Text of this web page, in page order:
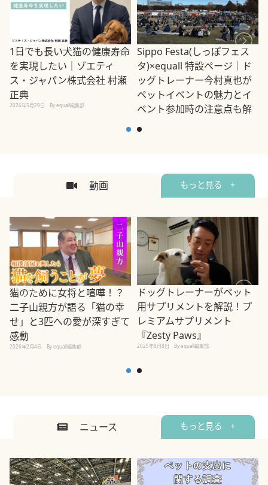
1日でも長い犬猫の健康寿命
を実現したい｜ゾエティ
ス・ジャパン株式会社 村瀬
正典
2026年5月29日 By equall編集部
Sippo Festa(しっぽフェス
タ)×equall 特設ページ｜ド
ッグトレーナー今村真也が
ペットイベントの魅力とイ
ベント参加時の注意点も解
2026年5月12日
動画 もっと見る +
猫のために女将と喧嘩！？
二子山親方が語る「猫の幸
せ」と3匹への愛が深すぎて
感動
2026年2月4日 By equall編集部
ドッグトレーナーがペット
用サプリメントを解説！プ
レミアムサプリメント
『Zesty Paws』
2025年8月8日 By equall編集部
ニュース もっと見る +